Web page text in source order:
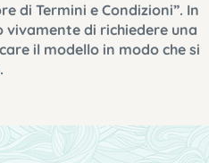
di Termini e Condizioni”. In
vivamente di richiedere una
il modello in modo che si